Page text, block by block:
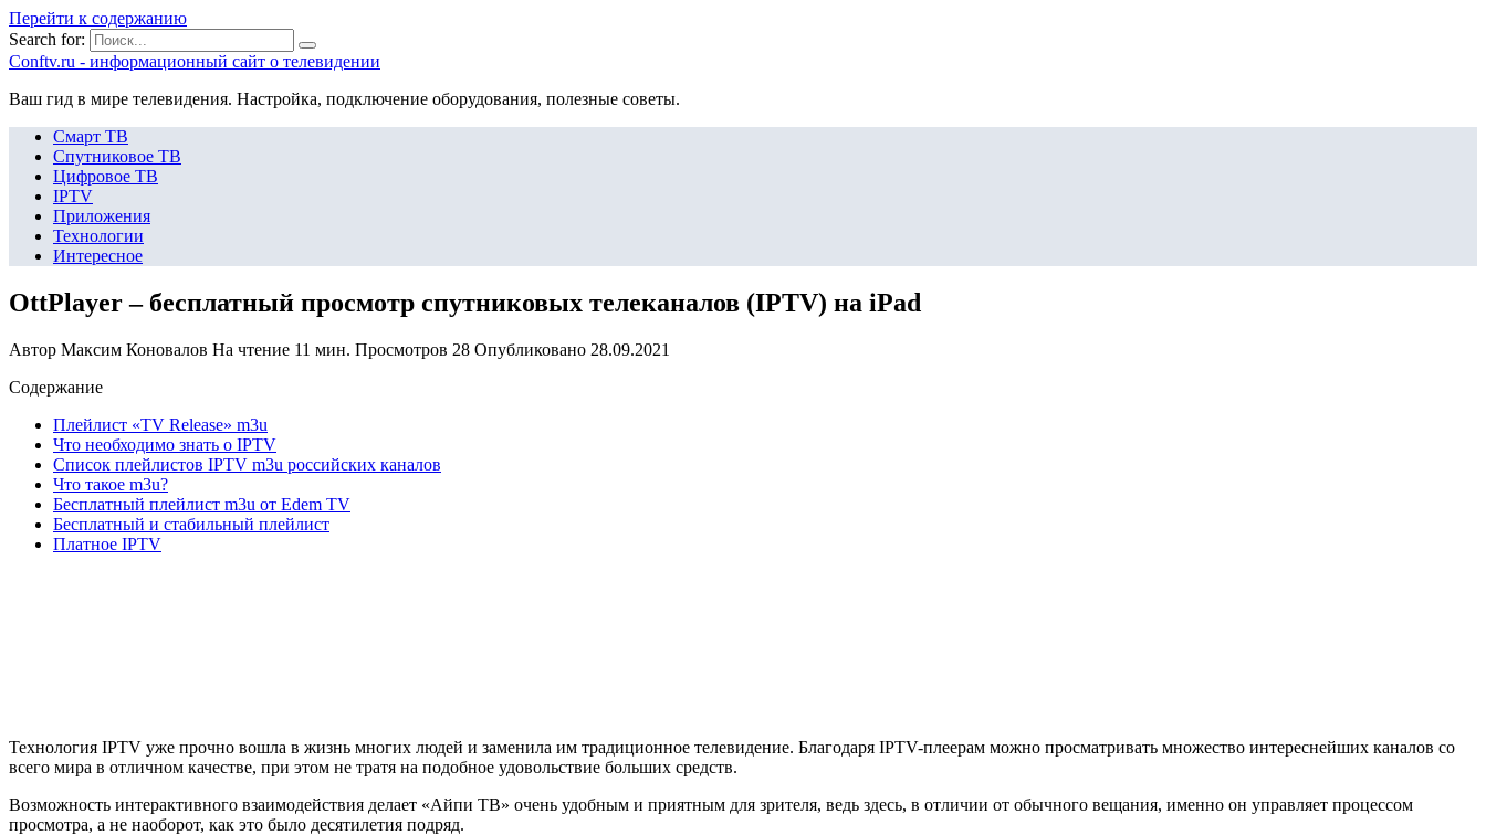
Перейти к содержанию
Search for:
Сonftv.ru - информационный сайт о телевидении
Ваш гид в мире телевидения. Настройка, подключение оборудования, полезные советы.
Смарт ТВ
Спутниковое ТВ
Цифровое ТВ
IPTV
Приложения
Технологии
Интересное
OttPlayer – бесплатный просмотр спутниковых телеканалов (IPTV) на iPad
Автор Максим Коновалов На чтение 11 мин. Просмотров 28 Опубликовано 28.09.2021
Содержание
Плейлист «TV Release» m3u
Что необходимо знать о IPTV
Список плейлистов IPTV m3u российских каналов
Что такое m3u?
Бесплатный плейлист m3u от Edem TV
Бесплатный и стабильный плейлист
Платное IPTV
Технология IPTV уже прочно вошла в жизнь многих людей и заменила им традиционное телевидение. Благодаря IPTV-плеерам можно просматривать множество интереснейших каналов со
всего мира в отличном качестве, при этом не тратя на подобное удовольствие больших средств.
Возможность интерактивного взаимодействия делает «Айпи ТВ» очень удобным и приятным для зрителя, ведь здесь, в отличии от обычного вещания, именно он управляет процессом
просмотра, а не наоборот, как это было десятилетия подряд.